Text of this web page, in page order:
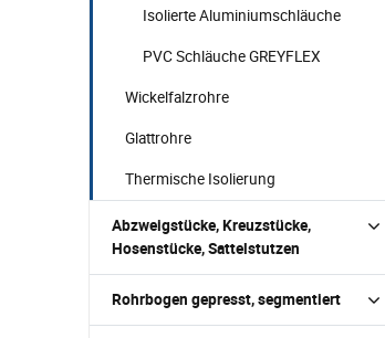
Isolierte Aluminiumschläuche
PVC Schläuche GREYFLEX
Wickelfalzrohre
Glattrohre
Thermische Isolierung
Abzweigstücke, Kreuzstücke,
Hosenstücke, Sattelstutzen
Rohrbogen gepresst, segmentiert